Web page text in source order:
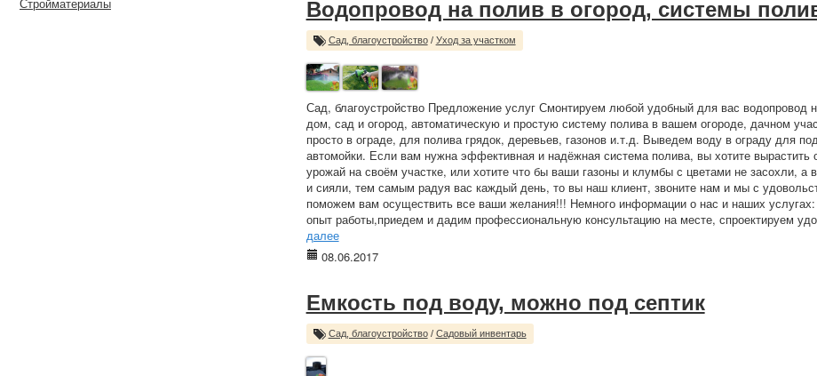
Водопровод на полив в огород, системы
Сад, благоустройство/ Уход за участком
Сад, благоустройство Предложение услуг Смонтируем любой удобный для вас водопровод
дом, сад и огород, автоматическую и простую систему полива в вашем огороде, дачном
просто в ограде, для полива грядок, деревьев, газонов и.т.д. Выведем воду в ограду для
автомойки. Если вам нужна эффективная и надёжная система полива, вы хотите вырастить
урожай на своём участке, или хотите что бы ваши газоны и клумбы с цветами не засохли, а
и сияли, тем самым радуя вас каждый день, то вы наш клиент, звоните нам и мы с
поможем вам осуществить все ваши желания!!! Немного информации о нас и наших
опыт работы,приедем и дадим профессиональную консультацию на месте, спроектируем
далее
08.06.2017
Емкость под воду, можно под септик
Сад, благоустройство/ Садовый инвентарь